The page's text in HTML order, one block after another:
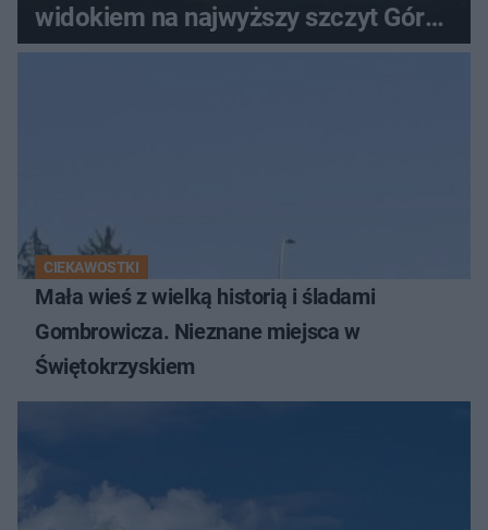
widokiem na najwyższy szczyt Gór
Świętokrzyskich
CIEKAWOSTKI
Mała wieś z wielką historią i śladami
Gombrowicza. Nieznane miejsca w
Świętokrzyskiem